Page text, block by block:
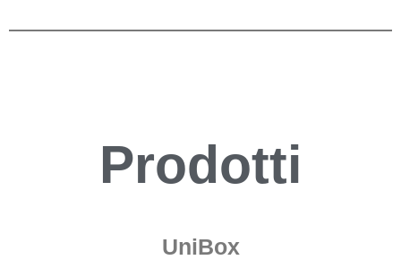
Prodotti
UniBox